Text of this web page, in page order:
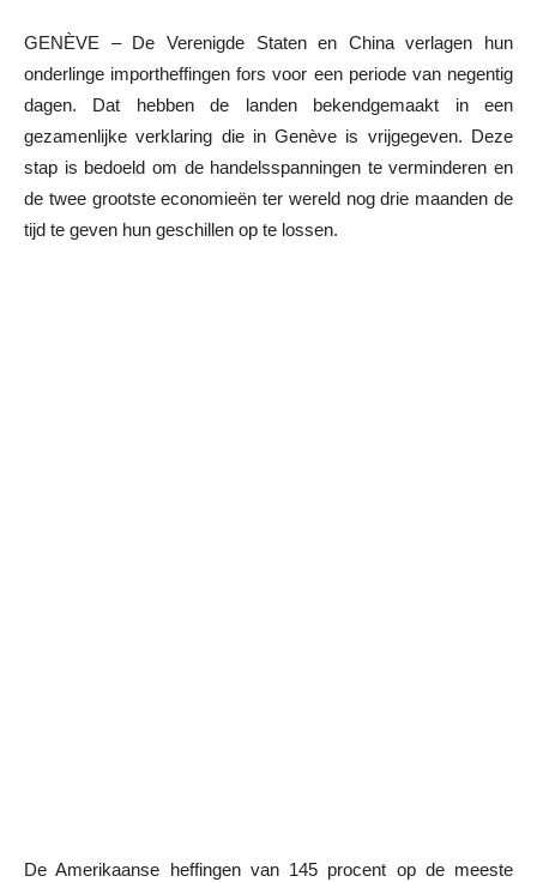
GENÈVE – De Verenigde Staten en China verlagen hun
onderlinge importheffingen fors voor een periode van negentig
dagen. Dat hebben de landen bekendgemaakt in een
gezamenlijke verklaring die in Genève is vrijgegeven. Deze
stap is bedoeld om de handelsspanningen te verminderen en
de twee grootste economieën ter wereld nog drie maanden de
tijd te geven hun geschillen op te lossen.
De Amerikaanse heffingen van 145 procent op de meeste